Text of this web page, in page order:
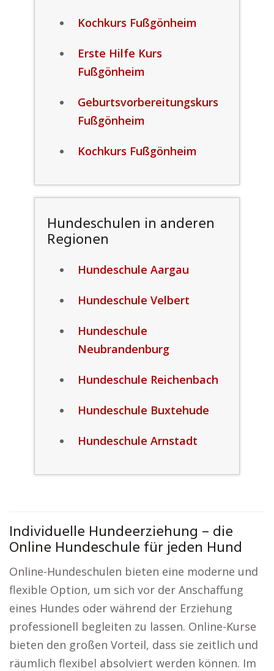
Kochkurs Fußgönheim
Erste Hilfe Kurs
Fußgönheim
Geburtsvorbereitungskurs
Fußgönheim
Kochkurs Fußgönheim
Hundeschulen in anderen
Regionen
Hundeschule Aargau
Hundeschule Velbert
Hundeschule
Neubrandenburg
Hundeschule Reichenbach
Hundeschule Buxtehude
Hundeschule Arnstadt
Individuelle Hundeerziehung – die
Online Hundeschule für jeden Hund
Online-Hundeschulen bieten eine moderne und
flexible Option, um sich vor der Anschaffung
eines Hundes oder während der Erziehung
professionell begleiten zu lassen. Online-Kurse
bieten den großen Vorteil, dass sie zeitlich und
räumlich flexibel absolviert werden können. Im